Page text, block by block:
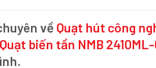
về Quạt hút công
Quạt biến tần NMB